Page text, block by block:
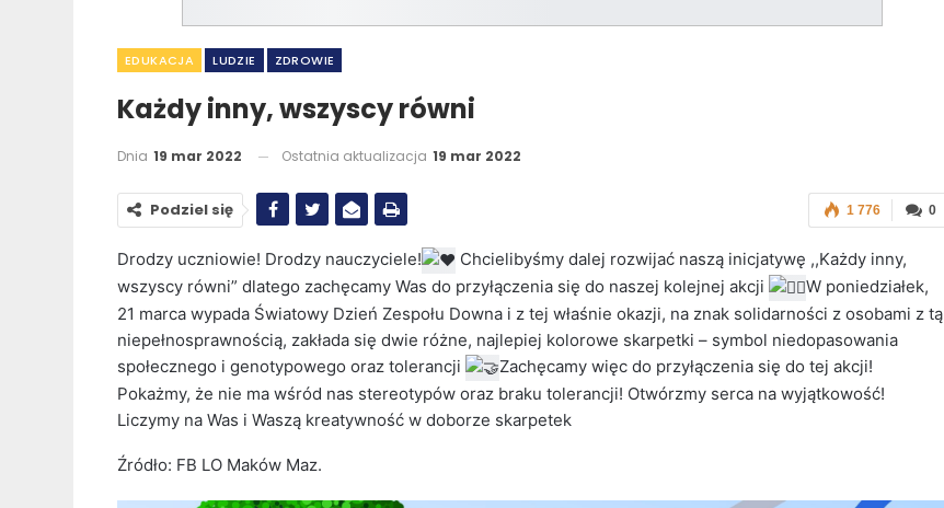
EDUKACJA LUDZIE ZDROWIE
Każdy inny, wszyscy równi
Dnia 19 mar 2022 Ostatnia aktualizacja 19 mar 2022
0
1 776
Podziel się
Drodzy uczniowie! Drodzy nauczyciele!
Chcielibyśmy dalej rozwijać naszą inicjatywę ,,Każdy inny,
wszyscy równi” dlatego zachęcamy Was do przyłączenia się do naszej kolejnej akcji
W poniedziałek,
21 marca wypada Światowy Dzień Zespołu Downa i z tej właśnie okazji, na znak solidarności z osobami z tą
niepełnosprawnością, zakłada się dwie różne, najlepiej kolorowe skarpetki – symbol niedopasowania
społecznego i genotypowego oraz tolerancji
Zachęcamy więc do przyłączenia się do tej akcji!
Pokażmy, że nie ma wśród nas stereotypów oraz braku tolerancji! Otwórzmy serca na wyjątkowość!
Liczymy na Was i Waszą kreatywność w doborze skarpetek
Źródło: FB LO Maków Maz.